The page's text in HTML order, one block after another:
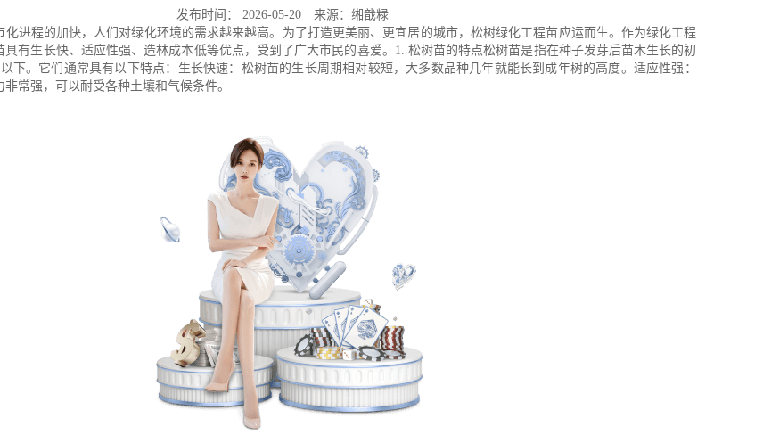
发布时间： 2026-05-20来源：缃戠粶
化进程的加快，人们对绿化环境的需求越来越高。为了打造更美丽、更宜居的城市，松树绿化工程苗应运而生。作为绿化工程
具有生长快、适应性强、造林成本低等优点，受到了广大市民的喜爱。1. 松树苗的特点松树苗是指在种子发芽后苗木生长的初
下。它们通常具有以下特点：生长快速：松树苗的生长周期相对较短，大多数品种几年就能长到成年树的高度。适应性强：
常强，可以耐受各种土壤和气候条件。